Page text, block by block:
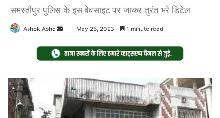
समस्तीपुर पुलिस के इस बेवसाइट पर जाकर तुरंत भरे डिटेल
Ashok Ashq
Send
email
May 25, 2023 1 minute read